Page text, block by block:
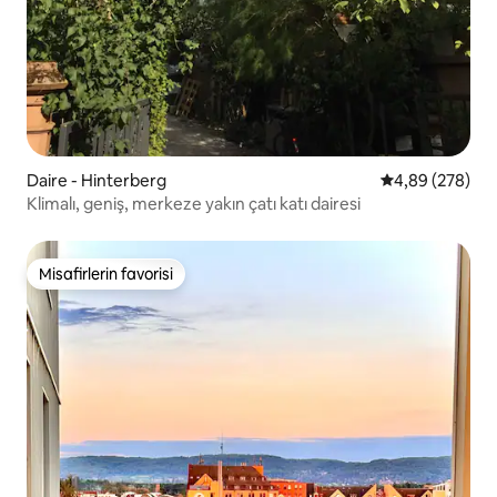
Daire - Hinterberg 5 üzerinden
4,89 (278)
Klimalı, geniş, merkeze yakın çatı katı dairesi
Misafirlerin favorisi
Misafirlerin favorisi